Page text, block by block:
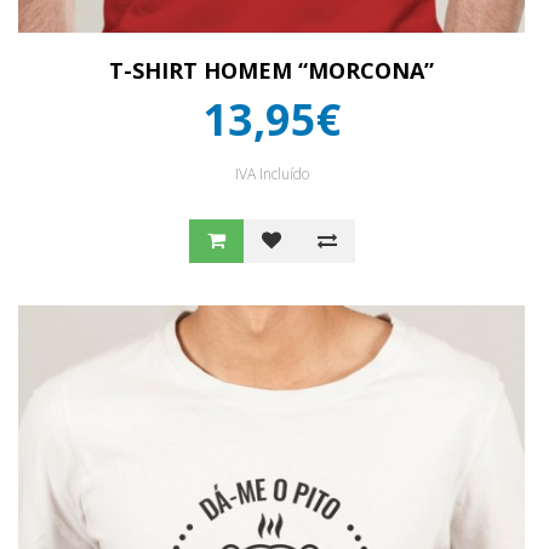
T-SHIRT HOMEM “MORCONA”
13,95€
IVA Incluído